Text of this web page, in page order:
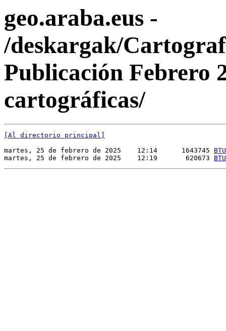
geo.araba.eus -
/deskargak/
Publicación Febrero
cartográficas/
[Al directorio principal]
martes, 25 de febrero de 2025    12:14      1643745
martes, 25 de febrero de 2025    12:19       620673